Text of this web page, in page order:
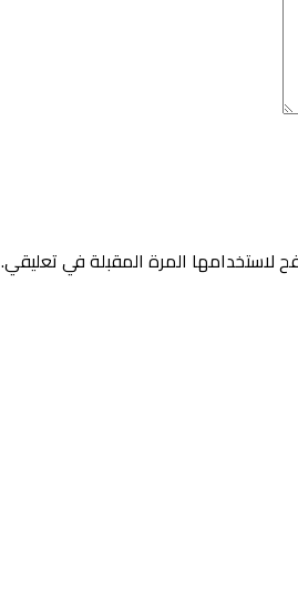
لاستخدامها المرة المقبلة في تعليقي.